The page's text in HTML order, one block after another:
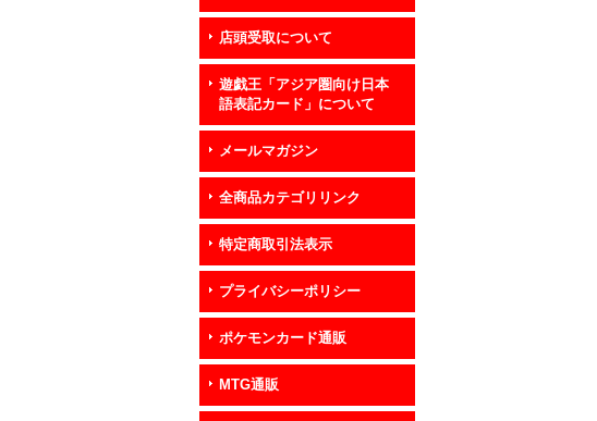
店頭受取について
遊戯王「アジア圏向け日本
語表記カード」について
メールマガジン
全商品カテゴリリンク
特定商取引法表示
プライバシーポリシー
ポケモンカード通販
MTG通販